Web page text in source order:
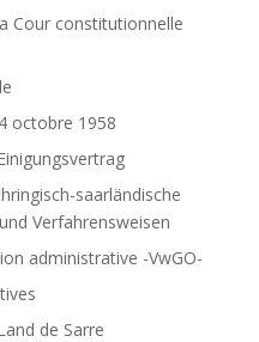
Cour constitutionnelle
octobre 1958
saarländische
Verfahrensweisen
administrative -VwGO-
de Sarre